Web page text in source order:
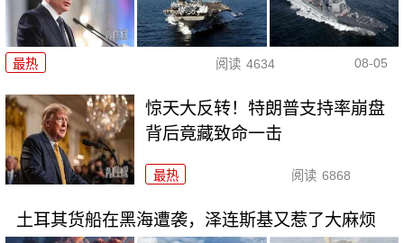
最热 阅读 4634 08-05
惊天大反转！特朗普支持率崩盘
背后竟藏致命一击
最热 阅读 6868
土耳其货船在黑海遭袭，泽连斯基又惹了大麻烦